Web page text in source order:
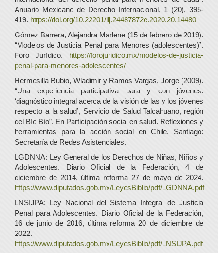
Anuario Mexicano de Derecho Internacional, 1 (20), 395-
419. https://doi.org/10.22201/iij.24487872e.2020.20.14480
Gómez Barrera, Alejandra Marlene (15 de febrero de 2019).
“Modelos de Justicia Penal para Menores (adolescentes)”.
Foro Jurídico.
https://forojuridico.mx/modelos-de-justicia-
penal-para-menores-adolescentes/
Hermosilla Rubio, Wladimir y Ramos Vargas, Jorge (2009).
“Una experiencia participativa para y con jóvenes:
‘diagnóstico integral acerca de la visión de las y los jóvenes
respecto a la salud’, Servicio de Salud Talcahuano, región
del Bío Bío”. En Participación social en salud. Reflexiones y
herramientas para la acción social en Chile. Santiago:
Secretaría de Redes Asistenciales.
LGDNNA: Ley General de los Derechos de Niñas, Niños y
Adolescentes. Diario Oficial de la Federación, 4 de
diciembre de 2014, última reforma 27 de mayo de 2024.
https://www.diputados.gob.mx/LeyesBiblio/pdf/LGDNNA.pdf
LNSIJPA: Ley Nacional del Sistema Integral de Justicia
Penal para Adolescentes. Diario Oficial de la Federación,
16 de junio de 2016, última reforma 20 de diciembre de
2022.
https://www.diputados.gob.mx/LeyesBiblio/pdf/LNSIJPA.pdf